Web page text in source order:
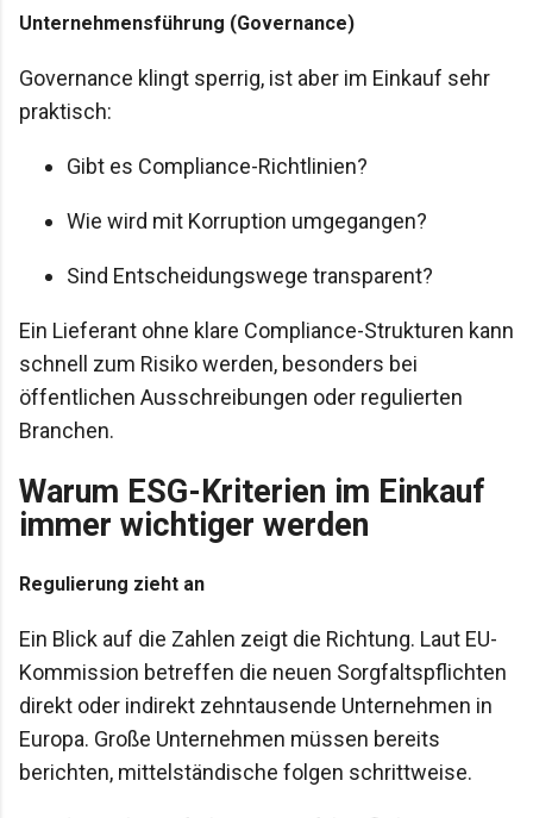
Unternehmensführung (Governance)
Governance klingt sperrig, ist aber im Einkauf sehr
praktisch:
Gibt es Compliance-Richtlinien?
Wie wird mit Korruption umgegangen?
Sind Entscheidungswege transparent?
Ein Lieferant ohne klare Compliance-Strukturen kann
schnell zum Risiko werden, besonders bei
öffentlichen Ausschreibungen oder regulierten
Branchen.
Warum ESG-Kriterien im Einkauf
immer wichtiger werden
Regulierung zieht an
Ein Blick auf die Zahlen zeigt die Richtung. Laut EU-
Kommission betreffen die neuen Sorgfaltspflichten
direkt oder indirekt zehntausende Unternehmen in
Europa. Große Unternehmen müssen bereits
berichten, mittelständische folgen schrittweise.